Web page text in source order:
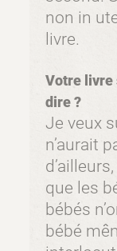
non in
livre.
Votre livre
dire ?
Je veux
n’aurait
que les
bébés
bébé